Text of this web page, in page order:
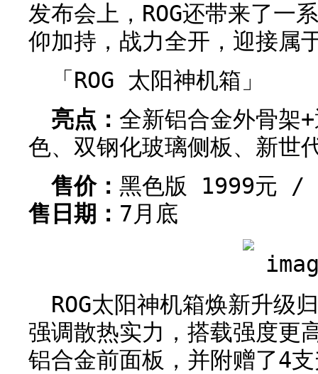
发布会上，ROG还带来了一
仰加持，战力全开，迎接属
「ROG 太阳神机箱」
亮点： 全新铝合金外骨架
色、双钢化玻璃侧板、新世
售价： 黑色版 1999元 /
售日期： 7月底
ROG太阳神机箱焕新升级
强调散热实力，搭载强度更
铝合金前面板，并附赠了4